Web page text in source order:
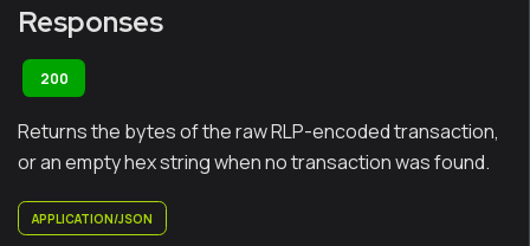
Responses
200
Returns the bytes of the raw RLP-encoded transaction,
or an empty hex string when no transaction was found.
APPLICATION/JSON